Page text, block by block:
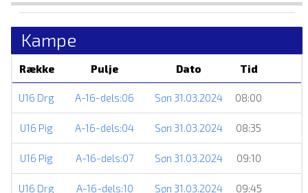
Kampe
Række Pulje Dato Tid
U16 Drg A-16-dels:06 Søn 31.03.2024 08:00
U16 Pig A-16-dels:04 Søn 31.03.2024 08:35
U16 Pig A-16-dels:07 Søn 31.03.2024 09:10
U16 Drg A-16-dels:10 Søn 31.03.2024 09:45